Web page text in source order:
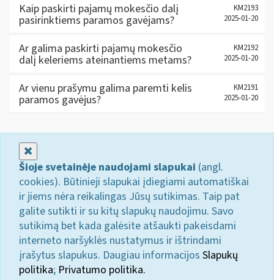
Kaip paskirti pajamų mokesčio dalį
pasirinktiems paramos gavėjams?
KM2193
2025-01-20
Ar galima paskirti pajamų mokesčio
dalį keleriems ateinantiems metams?
KM2192
2025-01-20
Ar vienu prašymu galima paremti kelis
paramos gavėjus?
KM2191
2025-01-20
Šioje svetainėje naudojami slapukai (angl.
cookies). Būtinieji slapukai įdiegiami automatiškai
ir jiems nėra reikalingas Jūsų sutikimas. Taip pat
galite sutikti ir su kitų slapukų naudojimu. Savo
sutikimą bet kada galėsite atšaukti pakeisdami
interneto naršyklės nustatymus ir ištrindami
įrašytus slapukus. Daugiau informacijos Slapukų
politika; Privatumo politika.